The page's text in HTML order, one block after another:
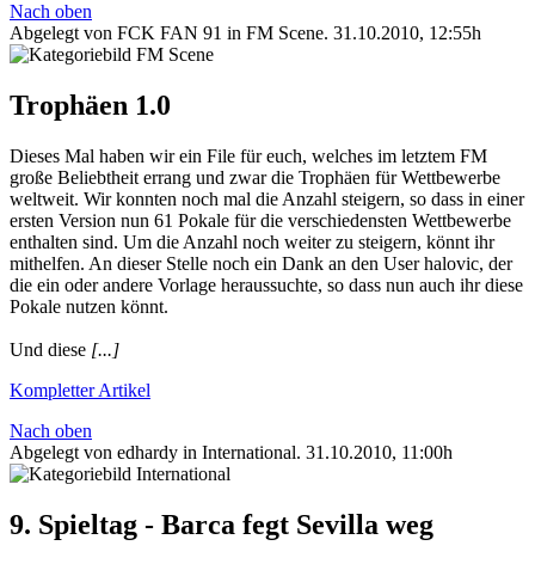
Nach oben
Abgelegt von FCK FAN 91 in FM Scene. 31.10.2010, 12:55h
Trophäen 1.0
Dieses Mal haben wir ein File für euch, welches im letztem FM
große Beliebtheit errang und zwar die Trophäen für Wettbewerbe
weltweit. Wir konnten noch mal die Anzahl steigern, so dass in einer
ersten Version nun 61 Pokale für die verschiedensten Wettbewerbe
enthalten sind. Um die Anzahl noch weiter zu steigern, könnt ihr
mithelfen. An dieser Stelle noch ein Dank an den User halovic, der
die ein oder andere Vorlage heraussuchte, so dass nun auch ihr diese
Pokale nutzen könnt.
Und diese [...]
Kompletter Artikel
Nach oben
Abgelegt von edhardy in International. 31.10.2010, 11:00h
9. Spieltag - Barca fegt Sevilla weg